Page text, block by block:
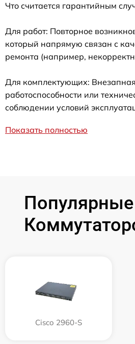
Что считается гарантийным
Для работ: Повторное
который напрямую связан с
ремонта (например,
Для комплектующих:
работоспособности или
соблюдении условий
Показать полностью
Cisco 2960-S